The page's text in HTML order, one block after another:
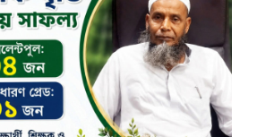
জকসু ভিপি ও জিএসকে ক্যাম্পাসছাড়া করল
ছাত্রদল
২০২৯ সালের মধ্যে ক্যাশলেস ব্যাংক হওয়ার
লক্ষ্য কমিউনিটি ব্যাংকের